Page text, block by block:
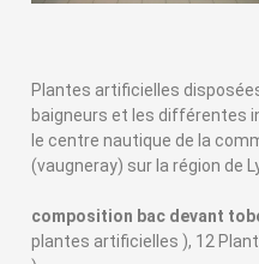
Plantes artificielles
baigneurs et les différentes
le centre nautique de la
(vaugneray) sur la région de
composition bac devant
plantes artificielles ), 12